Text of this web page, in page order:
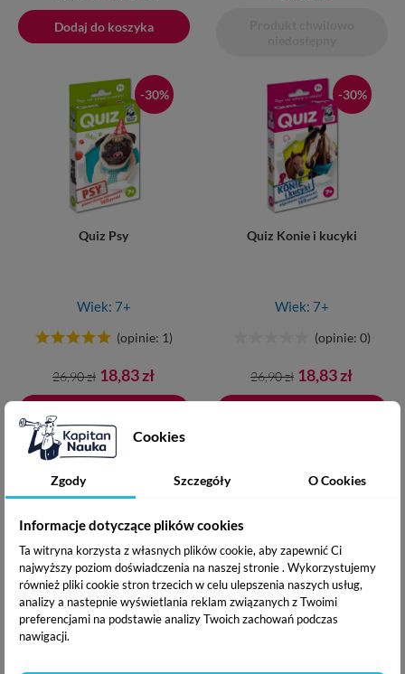
podstawowa
Dodaj do koszyka
-30%
Quiz Psy
Wiek: 7+
(opinie: 1)
Cena
podstawowa
26,90 zł Cena
18,83 zł
-30%
Quiz Konie i kucyki
Wiek: 7+
(opinie: 0)
Cena
podstawowa
26,90 zł Cena
18,83 zł
Quiz Polska Quiz Zwierzęta
Cookies
Zgody Szczegóły O Cookies
Informacje dotyczące plików cookies
Ta witryna korzysta z własnych plików cookie, aby zapewnić Ci
najwyższy poziom doświadczenia na naszej stronie . Wykorzystujemy
również pliki cookie stron trzecich w celu ulepszenia naszych usług,
analizy a nastepnie wyświetlania reklam związanych z Twoimi
preferencjami na podstawie analizy Twoich zachowań podczas
nawigacji.